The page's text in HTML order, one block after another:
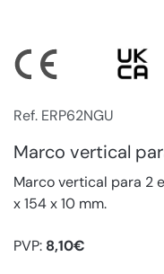
Ref. ERP62NGU
Marco vertical
Marco vertical para 2
x 154 x 10 mm.
PVP: 8,10€